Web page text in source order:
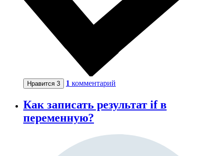
Нравится 3 1 комментарий
Как записать результат if в
переменную?